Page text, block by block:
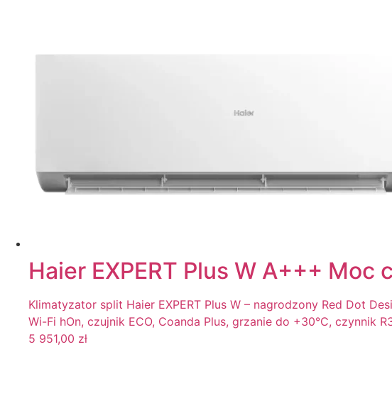
Haier EXPERT Plus W A+++ Moc
Klimatyzator split Haier EXPERT Plus W – nagrodzony Red Dot
Wi-Fi hOn, czujnik ECO, Coanda Plus, grzanie do +30°C, czynnik
5 951,00 zł